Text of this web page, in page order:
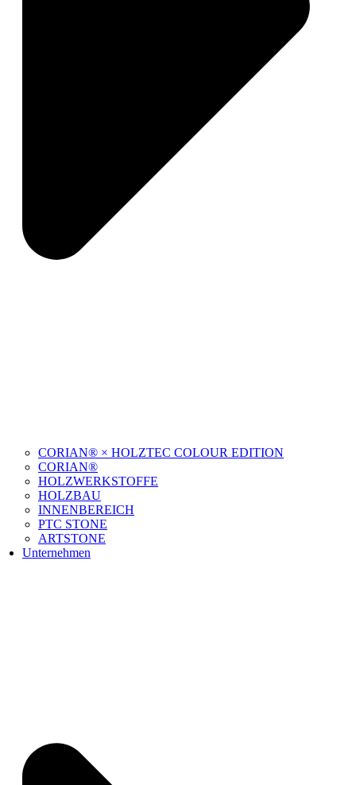
CORIAN® × HOLZTEC COLOUR EDITION
CORIAN®
HOLZWERKSTOFFE
HOLZBAU
INNENBEREICH
PTC STONE
ARTSTONE
Unternehmen